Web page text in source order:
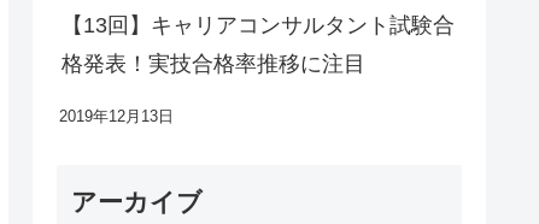
【13回】キャリアコンサルタント試験合
格発表！実技合格率推移に注目
2019年12月13日
アーカイブ